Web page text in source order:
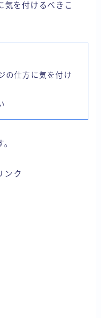
気を付けるべきこ
の仕方に気を付け
ンク